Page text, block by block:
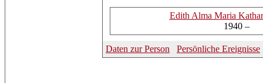
Edith Alma Maria
1940 –
Daten zur Person Persönliche Ereignisse